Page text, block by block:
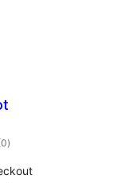
कुल
दर)